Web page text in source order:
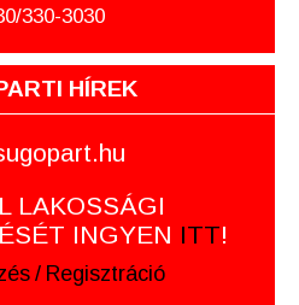
330-3030
HÍREK
LAKOSSÁGI
INGYEN ITT!
/ Regisztráció